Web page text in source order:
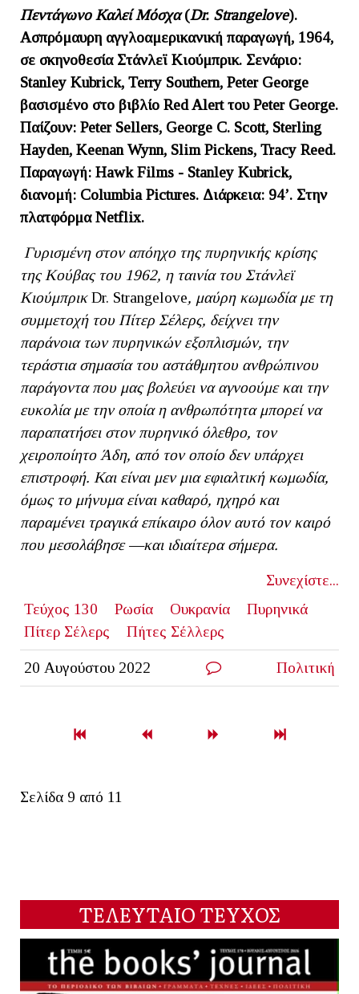
Πεντάγωνο Καλεί Μόσχα(Dr. Strangelove).
Ασπρόμαυρη αγγλοαμερικανική παραγωγή, 1964,
σε σκηνοθεσία Στάνλεϊ Κιούμπρικ. Σενάριο:
Stanley Kubrick, Terry Southern, Peter George
βασισμένο στο βιβλίο Red AlertτουPeter George.
Παίζουν: Peter Sellers, George C. Scott, Sterling
Hayden, Keenan Wynn, Slim Pickens, Tracy Reed.
Παραγωγή: Hawk Films - Stanley Kubrick,
διανομή: Columbia Pictures. Διάρκεια: 94’. Στην
πλατφόρμαNetflix.
Γυρισμένη στον απόηχο της πυρηνικής κρίσης
της Κούβας του 1962, η ταινία του Στάνλεϊ
ΚιούμπρικDr. Strangelove, μαύρη κωμωδία με τη
συμμετοχή του Πίτερ Σέλερς, δείχνει την
παράνοια των πυρηνικών εξοπλισμών, την
τεράστια σημασία του αστάθμητου ανθρώπινου
παράγοντα που μας βολεύει να αγνοούμε και την
ευκολία με την οποία η ανθρωπότητα μπορεί να
παραπατήσει στον πυρηνικό όλεθρο, τον
χειροποίητο Άδη, από τον οποίο δεν υπάρχει
επιστροφή. Και είναι μεν μια εφιαλτική κωμωδία,
όμως το μήνυμα είναι καθαρό, ηχηρό και
παραμένει τραγικά επίκαιρο όλον αυτό τον καιρό
που μεσολάβησε —και ιδιαίτερα σήμερα.
Συνεχίστε...
Τεύχος 130
Ρωσία Ουκρανία
Πυρηνικά
Πίτερ Σέλερς
Πήτες Σέλλερς
20 Αυγούστου 2022 Πολιτική
Σελίδα 9 από 11
ΤΕΛΕΥΤΑΙΟ ΤΕΥΧΟΣ